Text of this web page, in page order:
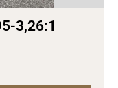
3,26:1